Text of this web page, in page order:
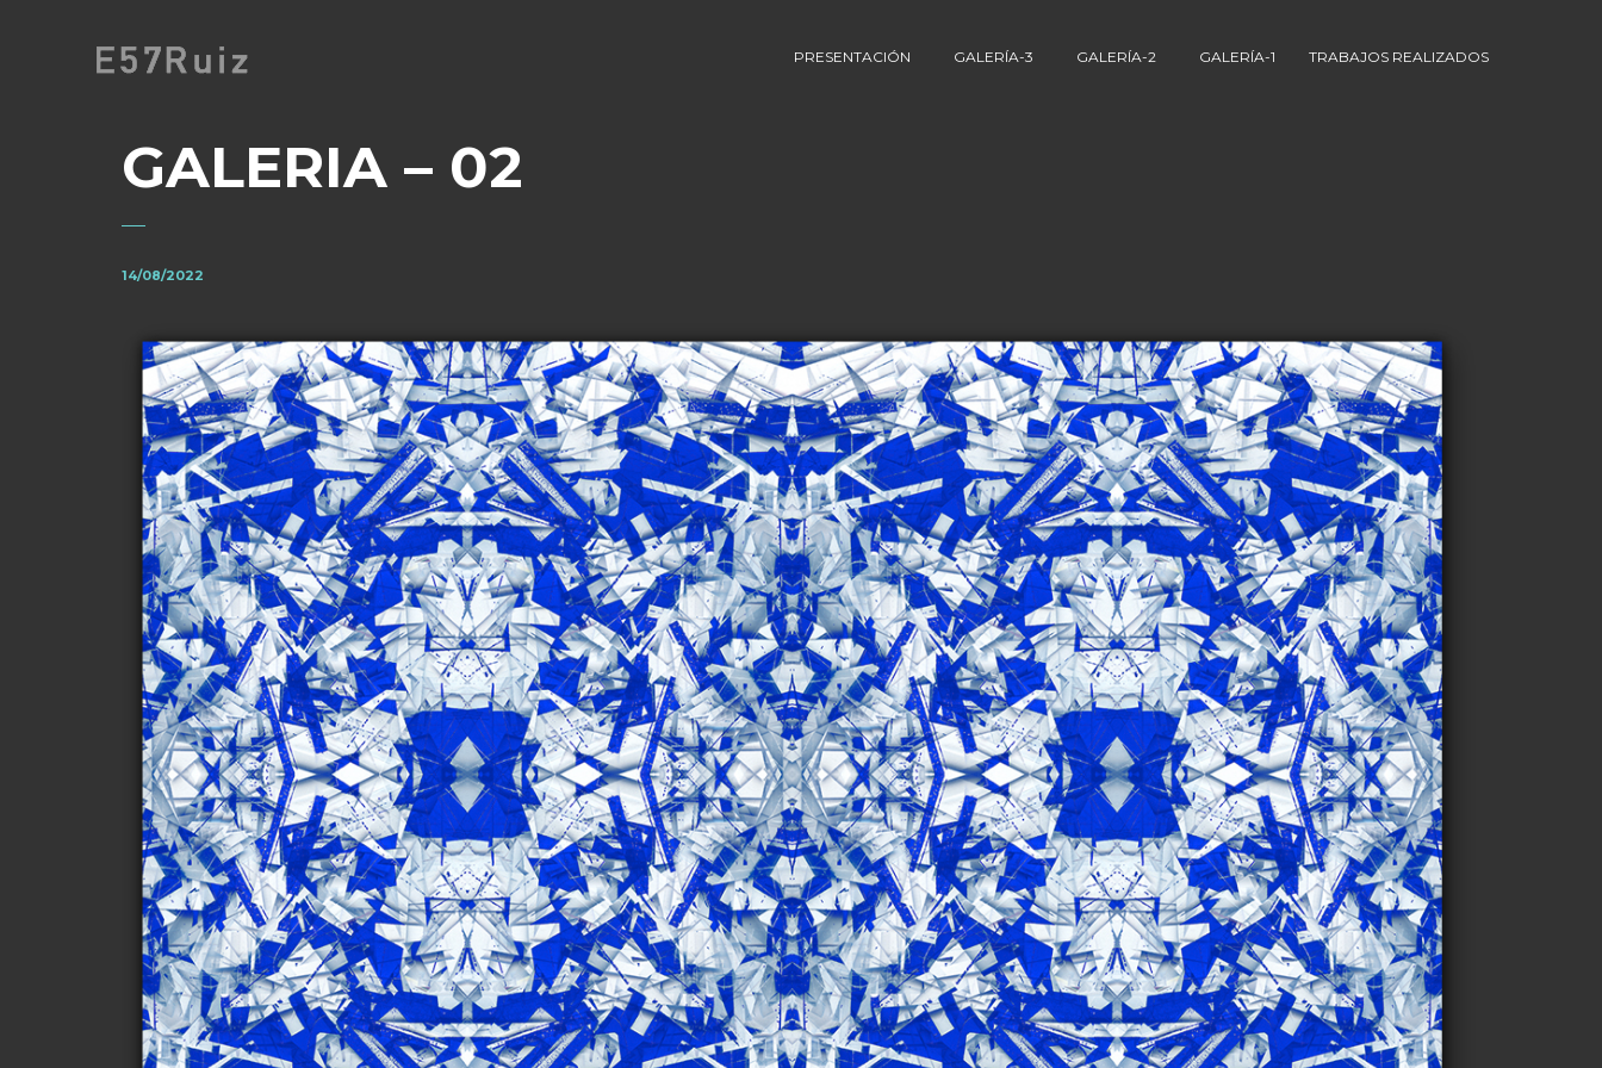
PRESENTACIÓN GALERÍA-3 GALERÍA-2 GALERÍA-1 TRABAJOS REALIZADOS
GALERIA – 02
14/08/2022